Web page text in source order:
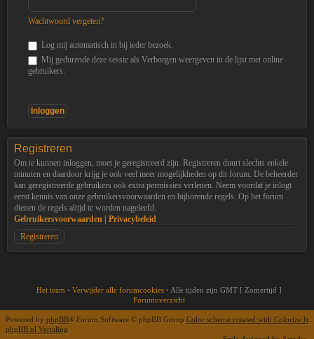
Wachtwoord vergeten?
Log mij automatisch in bij ieder bezoek.
Mij gedurende deze sessie als Verborgen weergeven in de lijst met online
gebruikers.
Registreren
Om te kunnen inloggen, moet je geregistreerd zijn. Registreren duurt slechts enkele
minuten en daardoor krijg je ook veel meer mogelijkheden op dit forum. De beheerder
kan geregistreerde gebruikers ook extra permissies verlenen. Neem voordat je inlogt
eerst kennis van onze gebruikersvoorwaarden en bijhorende regels. Op het forum
dienen de regels altijd te worden nageleefd.
Gebruikersvoorwaarden
Privacybeleid
Registreren
Het team • Verwijder alle forumcookies • Alle tijden zijn GMT [ Zomertijd ]
Forumoverzicht
Powered by phpBB® Forum Software © phpBB Group Color scheme created with Colorize It
phpBB.nl Vertaling